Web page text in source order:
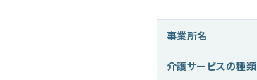
事業所名
介護サービスの種類